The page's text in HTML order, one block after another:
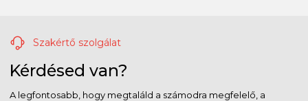
Szakértő szolgálat
Kérdésed van?
A legfontosabb, hogy megtaláld a számodra megfelelő, a